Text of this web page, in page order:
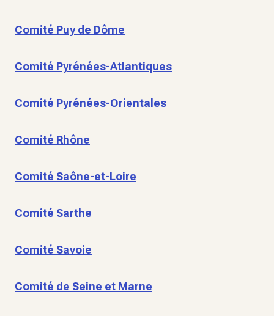
Comité Puy de Dôme
Comité Pyrénées-Atlantiques
Comité Pyrénées-Orientales
Comité Rhône
Comité Saône-et-Loire
Comité Sarthe
Comité Savoie
Comité de Seine et Marne